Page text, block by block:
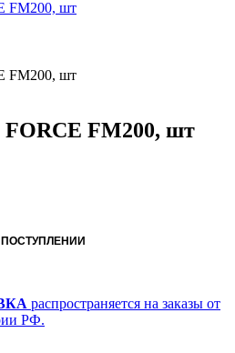
FM200, шт
распространяется на заказы от
РФ.